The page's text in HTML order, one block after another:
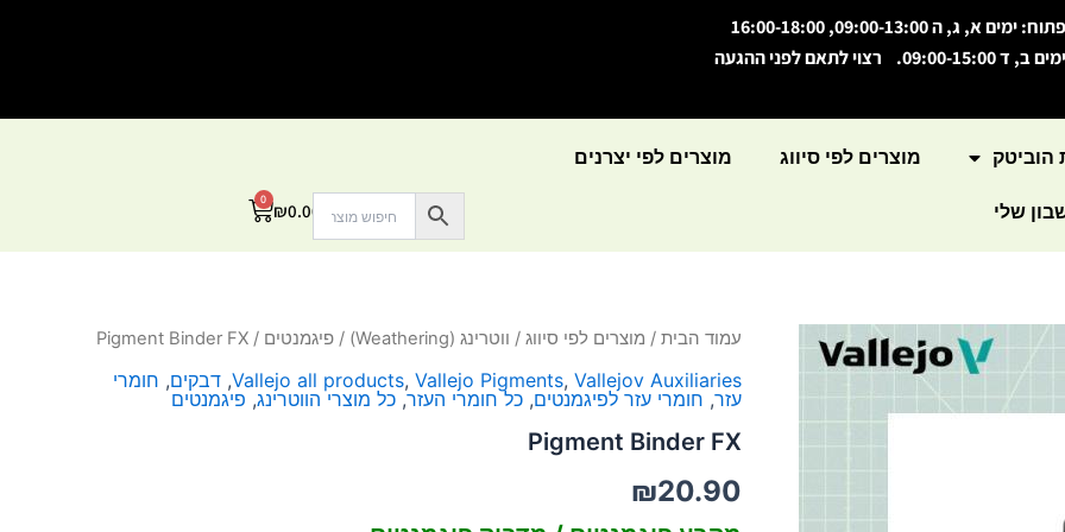
פתוח: ימים א, ג, ה 09:00-13:00, 16:00-18:00
ימים ב, ד 09:00-15:00. רצוי לתאם לפני ההגעה
הוביטק מוצרים לפי סיווג מוצרים לפי יצרנים
שלי ₪0.00
0
עגלת
עמוד הבית / מוצרים לפי סיווג / ווטרינג (Weathering) / פיגמנטים / Pigment Binder FX
Vallejo all products, Vallejo Pigments, Vallejov Auxiliaries
, דבקים, חומרי
עזר, חומרי עזר לפיגמנטים, כל חומרי העזר, כל מוצרי הווטרינג, פיגמנטים
Pigment Binder FX
₪20.90
כמות
Pigment
Binder
FX